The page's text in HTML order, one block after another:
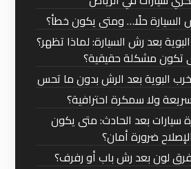
حلًا… ومتى يكون خطأ؟
بعد رش السيارة: لماذا تظهر؟
تكون مشكلة حقيقية؟
البوية بعد الرش بدون ما تحس
ولا سمكرة احترافية؟
بعد الحادث: متى يكون
الإصلاح ضرورة أمان؟
لون بعد رش باب أو رفرف؟